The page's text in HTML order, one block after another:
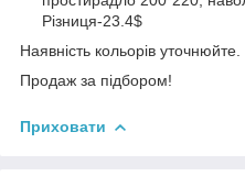
Різниця-23.4$
Наявність кольорів уточнюйте.
Продаж за підбором!
Приховати